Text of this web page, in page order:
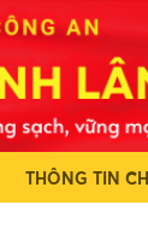
THÔNG TIN